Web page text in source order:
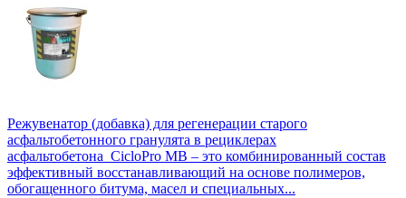
Режувенатор (добавка) для регенерации старого
асфальтобетонного гранулята в рециклерах
асфальтобетона CicloPro MB – это комбинированный состав
эффективный восстанавливающий на основе полимеров,
обогащенного битума, масел и специальных...